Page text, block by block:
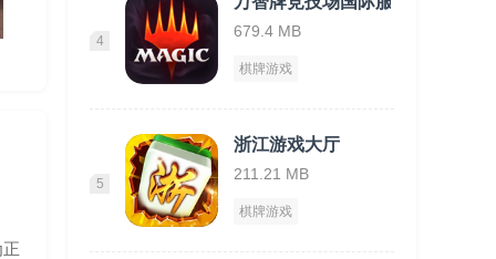
4
679.4 MB
棋牌游戏
5
浙江游戏大厅
211.21 MB
棋牌游戏